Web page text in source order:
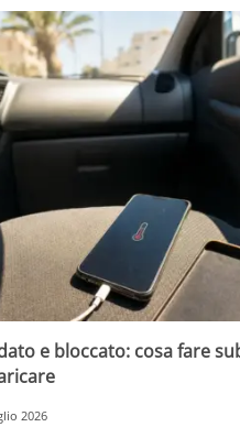
e bloccato: cosa fare
2026